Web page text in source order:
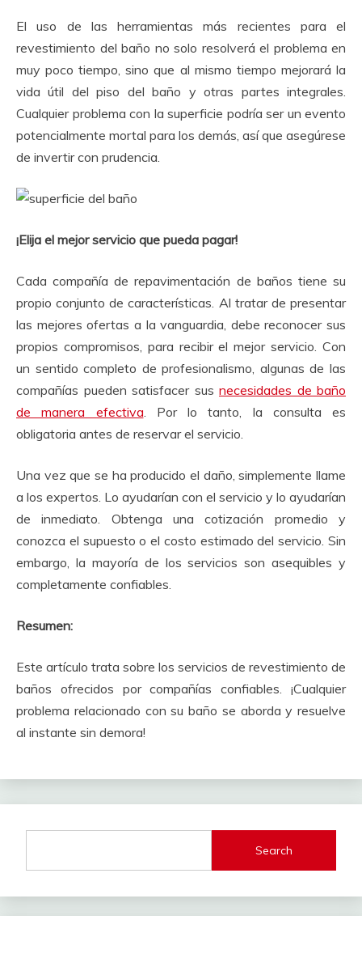
El uso de las herramientas más recientes para el
revestimiento del baño no solo resolverá el problema en
muy poco tiempo, sino que al mismo tiempo mejorará la
vida útil del piso del baño y otras partes integrales.
Cualquier problema con la superficie podría ser un evento
potencialmente mortal para los demás, así que asegúrese
de invertir con prudencia.
¡Elija el mejor servicio que pueda pagar!
Cada compañía de repavimentación de baños tiene su
propio conjunto de características. Al tratar de presentar
las mejores ofertas a la vanguardia, debe reconocer sus
propios compromisos, para recibir el mejor servicio. Con
un sentido completo de profesionalismo, algunas de las
compañías pueden satisfacer sus necesidades de baño
de manera efectiva. Por lo tanto, la consulta es
obligatoria antes de reservar el servicio.
Una vez que se ha producido el daño, simplemente llame
a los expertos. Lo ayudarían con el servicio y lo ayudarían
de inmediato. Obtenga una cotización promedio y
conozca el supuesto o el costo estimado del servicio. Sin
embargo, la mayoría de los servicios son asequibles y
completamente confiables.
Resumen:
Este artículo trata sobre los servicios de revestimiento de
baños ofrecidos por compañías confiables. ¡Cualquier
problema relacionado con su baño se aborda y resuelve
al instante sin demora!
Search